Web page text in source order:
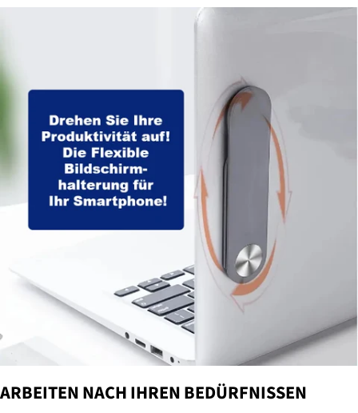
ARBEITEN NACH IHREN BEDÜRFNISSEN